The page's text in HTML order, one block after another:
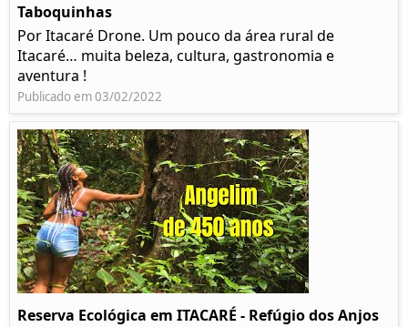
Taboquinhas
Por Itacaré Drone. Um pouco da área rural de
Itacaré… muita beleza, cultura, gastronomia e
aventura !
Publicado em 03/02/2022
Reserva Ecológica em ITACARÉ - Refúgio dos Anjos